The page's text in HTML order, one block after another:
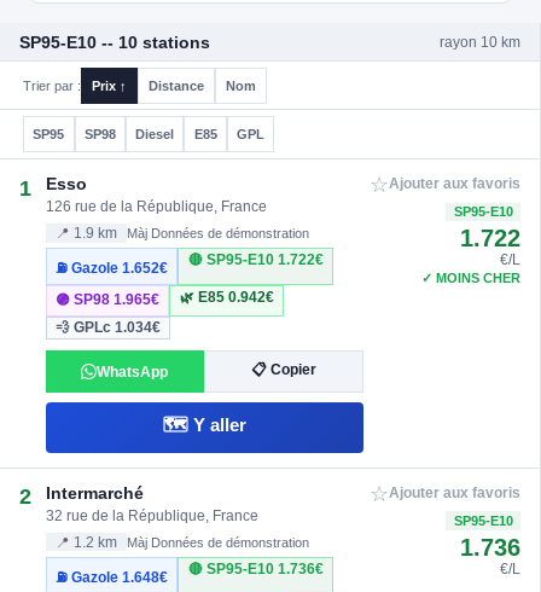
SP95-E10 -- 10 stations rayon 10 km
Trier par : Prix ↑ Distance Nom
SP95 SP98 Diesel E85 GPL
1 Esso
126 rue de la République, France
📍 1.9 km Màj Données de démonstration
⛽ Gazole1.652€
🔴 SP95-E10 1.722€
🟣 SP981.965€ 🌿 E85 0.942€
💨 GPLc1.034€
WhatsApp 📋 Copier
🗺️ Y aller
☆Ajouter aux favoris
SP95-E10
1.722
€/L
✓ MOINS CHER
2 Intermarché
32 rue de la République, France
📍 1.2 km Màj Données de démonstration
⛽ Gazole1.648€
🔴 SP95-E10 1.736€
☆Ajouter aux favoris
SP95-E10
1.736
€/L